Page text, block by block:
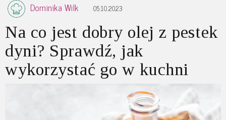
Dominika Wilk 05.10.2023
Na co jest dobry olej z pestek
dyni? Sprawdź, jak
wykorzystać go w kuchni